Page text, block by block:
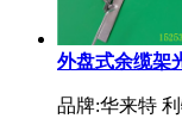
外盘式余缆架
品牌:华来特